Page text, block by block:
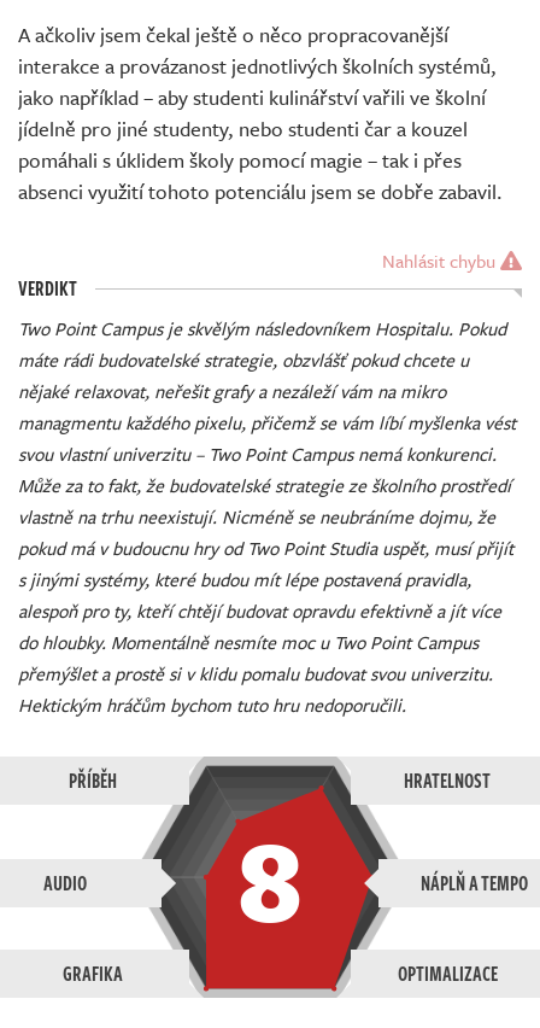
A ačkoliv jsem čekal ještě o něco propracovanější
interakce a provázanost jednotlivých školních systémů,
jako například – aby studenti kulinářství vařili ve školní
jídelně pro jiné studenty, nebo studenti čar a kouzel
pomáhali s úklidem školy pomocí magie – tak i přes
absenci využití tohoto potenciálu jsem se dobře zabavil.
Nahlásit chybu
VERDIKT
Two Point Campus je skvělým následovníkem Hospitalu. Pokud
máte rádi budovatelské strategie, obzvlášť pokud chcete u
nějaké relaxovat, neřešit grafy a nezáleží vám na mikro
managmentu každého pixelu, přičemž se vám líbí myšlenka vést
svou vlastní univerzitu – Two Point Campus nemá konkurenci.
Může za to fakt, že budovatelské strategie ze školního prostředí
vlastně na trhu neexistují. Nicméně se neubráníme dojmu, že
pokud má v budoucnu hry od Two Point Studia uspět, musí přijít
s jinými systémy, které budou mít lépe postavená pravidla,
alespoň pro ty, kteří chtějí budovat opravdu efektivně a jít více
do hloubky. Momentálně nesmíte moc u Two Point Campus
přemýšlet a prostě si v klidu pomalu budovat svou univerzitu.
Hektickým hráčům bychom tuto hru nedoporučili.
8
PŘÍBĚH HRATELNOST
NÁPLŇ A TEMPO
OPTIMALIZACE
GRAFIKA
AUDIO